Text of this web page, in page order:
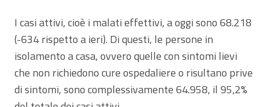
I casi attivi, cioè i malati effettivi, a oggi sono 68.218
(-634 rispetto a ieri). Di questi, le persone in
isolamento a casa, ovvero quelle con sintomi lievi
che non richiedono cure ospedaliere o risultano prive
di sintomi, sono complessivamente 64.958, il 95,2%